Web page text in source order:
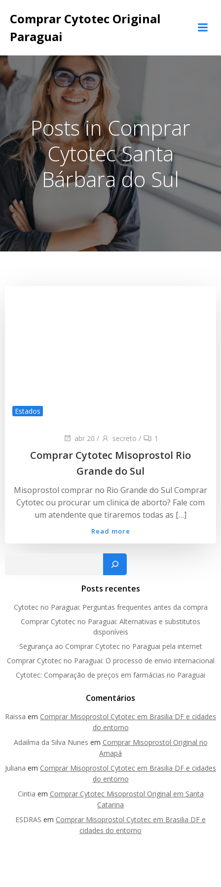
para
Comprar Cytotec Original
Paraguai
Posts in Comprar
Cytotec Santa
Bárbara do Sul
Estados
abr 20 / secreto / 1
Comprar Cytotec Misoprostol Rio
Grande do Sul
Misoprostol comprar no Rio Grande do Sul Comprar
Cytotec ou procurar um clinica de aborto? Fale com
um atendente que tiraremos todas as […]
Read more
Pesquisar
Posts recentes
Cytotec no Paraguai: Perguntas frequentes antes da compra
Comprar Cytotec no Paraguai: Alternativas e substitutos
disponíveis
Segurança ao Comprar Cytotec no Paraguai pela internet
Comprar Cytotec no Paraguai: O processo de envio internacional
Cytotec: Comparação de preços em farmácias no Paraguai
Comentários
Raissa em Comprar Misoprostol Cytotec em Brasilia DF e cidades
do entorno
Adailma da Silva Nunes em Comprar Misoprostol Original no
Amapá
Juliana em Comprar Misoprostol Cytotec em Brasilia DF e cidades
do entorno
Cintia em Comprar Cytotec Misoprostol Original em Santa
Catarina
ESDRAS em Comprar Misoprostol Cytotec em Brasilia DF e
cidades do entorno